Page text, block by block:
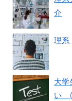
介
理
大
い (